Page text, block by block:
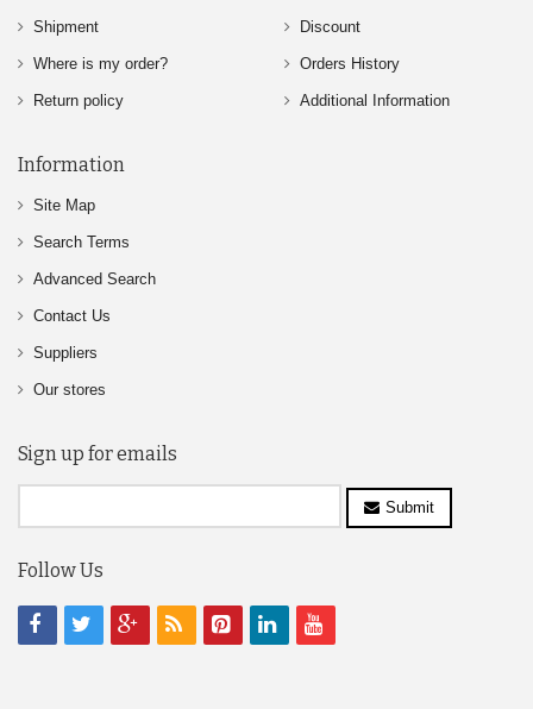
Shipment
Where is my order?
Return policy
Discount
Orders History
Additional Information
Information
Site Map
Search Terms
Advanced Search
Contact Us
Suppliers
Our stores
Sign up for emails
Submit
Follow Us